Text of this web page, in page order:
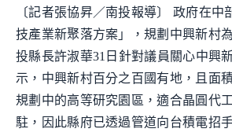
〔記者張協昇／南投報導〕 政府在中
技產業新聚落方案」，規劃中興新村
投縣長許淑華31日針對議員關心中興
示，中興新村百分之百國有地，且面
規劃中的高等研究園區，適合晶圓代
駐，因此縣府已透過管道向台積電招